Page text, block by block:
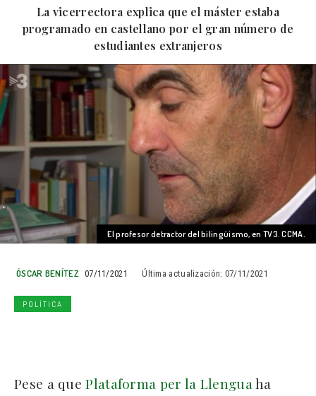
La vicerrectora explica que el máster estaba
programado en castellano por el gran número de
estudiantes extranjeros
El profesor detractor del bilingüismo, en TV3. CCMA.
ÓSCAR BENÍTEZ 07/11/2021 Última actualización: 07/11/2021
POLÍTICA
Pese a quePlataforma per la Llengua ha